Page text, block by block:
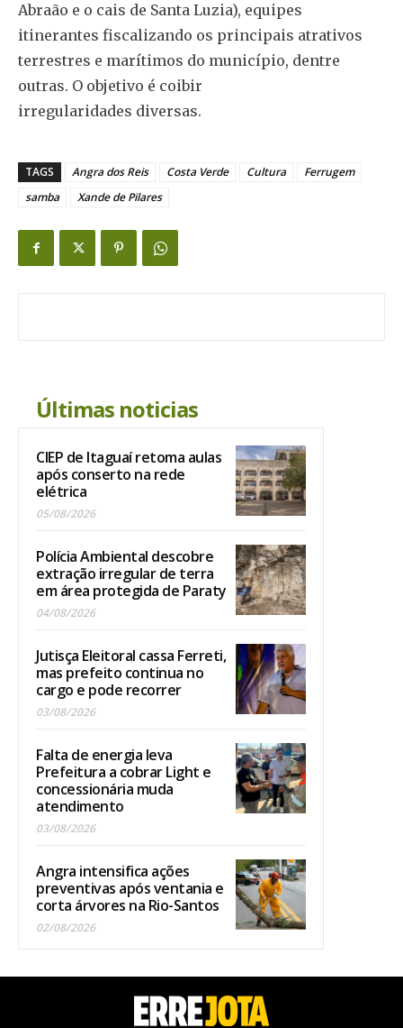
Abraão e o cais de Santa Luzia), equipes
itinerantes fiscalizando os principais atrativos
terrestres e marítimos do município, dentre
outras. O objetivo é coibir
irregularidades diversas.
TAGS Angra dos Reis Costa Verde Cultura
Ferrugem
samba
Xande de Pilares
Últimas noticias
CIEP de Itaguaí retoma aulas
após conserto na rede
elétrica
05/08/2026
Polícia Ambiental descobre
extração irregular de terra
em área protegida de Paraty
04/08/2026
Jutisça Eleitoral cassa Ferreti,
mas prefeito continua no
cargo e pode recorrer
03/08/2026
Falta de energia leva
Prefeitura a cobrar Light e
concessionária muda
atendimento
03/08/2026
Angra intensifica ações
preventivas após ventania e
corta árvores na Rio-Santos
02/08/2026